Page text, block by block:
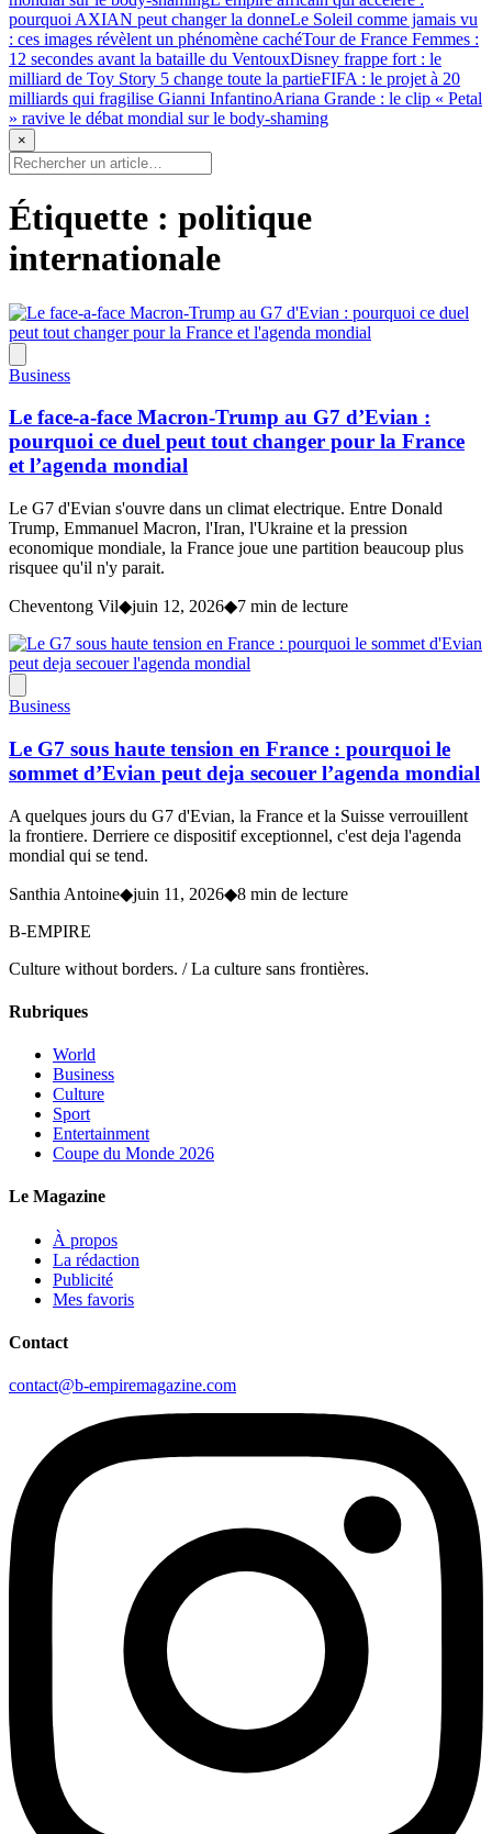
pourquoi AXIAN peut changer la donneLe Soleil comme jamais vu
: ces images révèlent un phénomène cachéTour de France Femmes :
12 secondes avant la bataille du VentouxDisney frappe fort : le
milliard de Toy Story 5 change toute la partieFIFA : le projet à 20
milliards qui fragilise Gianni InfantinoAriana Grande : le clip « Petal
» ravive le débat mondial sur le body-shaming
×
Étiquette : politique
internationale
Business
Le face-a-face Macron-Trump au G7 d’Evian :
pourquoi ce duel peut tout changer pour la France
et l’agenda mondial
Le G7 d'Evian s'ouvre dans un climat electrique. Entre Donald
Trump, Emmanuel Macron, l'Iran, l'Ukraine et la pression
economique mondiale, la France joue une partition beaucoup plus
risquee qu'il n'y parait.
Cheventong Vil◆juin 12, 2026◆7 min de lecture
Business
Le G7 sous haute tension en France : pourquoi le
sommet d’Evian peut deja secouer l’agenda mondial
A quelques jours du G7 d'Evian, la France et la Suisse verrouillent
la frontiere. Derriere ce dispositif exceptionnel, c'est deja l'agenda
mondial qui se tend.
Santhia Antoine◆juin 11, 2026◆8 min de lecture
B-EMPIRE
Culture without borders. / La culture sans frontières.
Rubriques
World
Business
Culture
Sport
Entertainment
Coupe du Monde 2026
Le Magazine
À propos
La rédaction
Publicité
Mes favoris
Contact
contact@b-empiremagazine.com